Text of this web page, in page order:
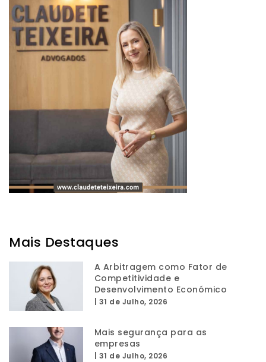
Mais Destaques
A Arbitragem como Fator de
Competitividade e
Desenvolvimento Económico
31 de Julho, 2026
Mais segurança para as
empresas
31 de Julho, 2026